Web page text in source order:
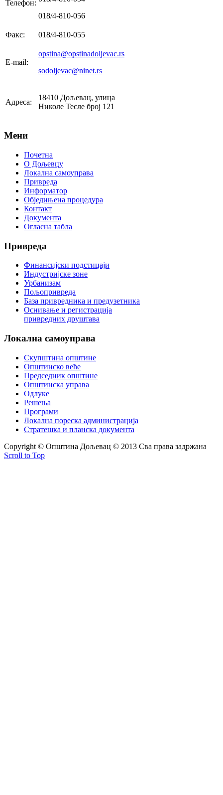
Телефон:
018/4-810-056
Факс: 018/4-810-055
E-mail:
opstina@opstinadoljevac.rs
sodoljevac@ninet.rs
Адреса:
18410 Дољевац, улица
Николе Тесле број 121
Мени
Почетна
О Дољевцу
Локална самоуправа
Привреда
Информатор
Обједињена процедура
Контакт
Документа
Огласна табла
Привреда
Финансијски подстицаји
Индустријске зоне
Урбанизам
Пољопривреда
База привредника и предузетника
Оснивање и регистрација
привредних друштава
Локална самоуправа
Скупштина општине
Општинско веће
Председник општине
Општинска управа
Одлуке
Решења
Програми
Локална пореска администрација
Стратешка и планска документа
Copyright © Oпштина Дољевац © 2013 Сва права задржана
Scroll to Top